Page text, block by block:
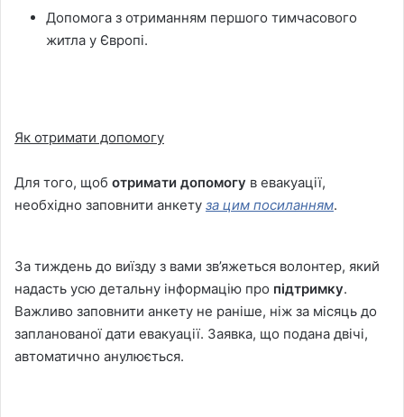
Допомога з отриманням першого тимчасового
житла у Європі.
Як отримати допомогу
Для того, щоб отримати допомогу в евакуації,
необхідно заповнити анкету за цим посиланням.
За тиждень до виїзду з вами зв’яжеться волонтер, який
надасть усю детальну інформацію про підтримку.
Важливо заповнити анкету не раніше, ніж за місяць до
запланованої дати евакуації. Заявка, що подана двічі,
автоматично анулюється.